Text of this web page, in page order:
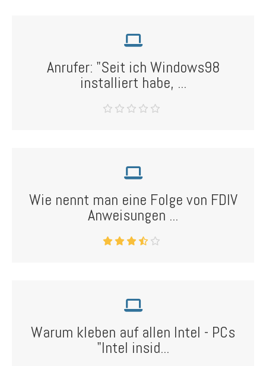
Anrufer: "Seit ich Windows98
installiert habe, ...
Wie nennt man eine Folge von FDIV
Anweisungen ...
Warum kleben auf allen Intel - PCs
"Intel insid...